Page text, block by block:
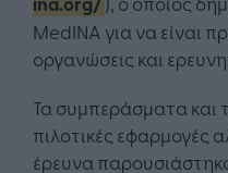
MedINA για να είναι
οργανώσεις και
Τα συμπεράσματα και
πιλοτικές εφαρμογές
έρευνα